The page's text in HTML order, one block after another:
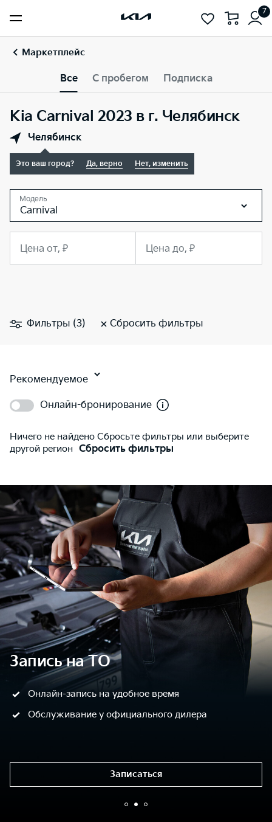
7
Маркетплейс
Все С пробегом Подписка
Kia Carnival 2023 в г. Челябинск
Челябинск
Это ваш город? Да, верно Нет, изменить
Модель
Carnival
Цена от, ₽ Цена до, ₽
Фильтры (3) Сбросить фильтры
Рекомендуемое
Онлайн-бронирование
Ничего не найдено Сбросьте фильтры или выберите
другой регион Сбросить фильтры
Запись на ТО
Онлайн-запись на удобное время
Обслуживание у официального дилера
Записаться